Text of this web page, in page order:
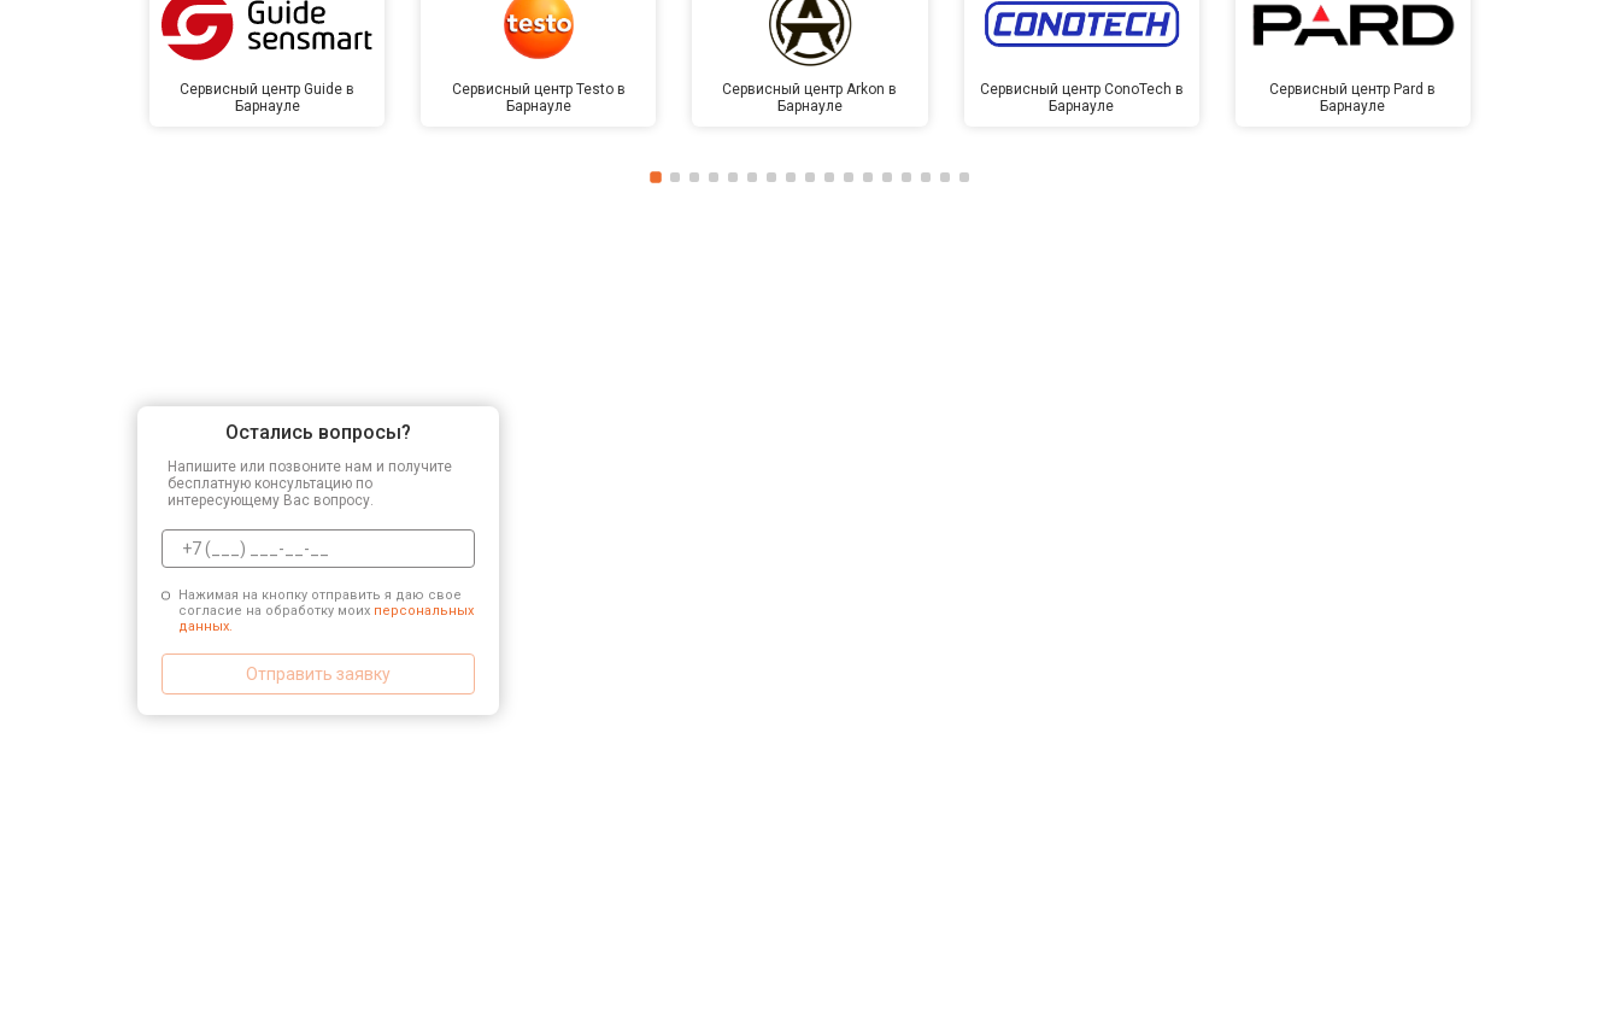
Сервисный центр Guide в
Барнауле
Сервисный центр Testo в
Барнауле
Сервисный центр Arkon в
Барнауле
Сервисный центр ConoTech в
Барнауле
Сервисный центр Pard в
Барнауле
Остались вопросы?
Напишите или позвоните нам и получите
бесплатную консультацию по
интересующему Вас вопросу.
Нажимая на кнопку отправить я даю свое
согласие на обработку моих персональных
данных.
Отправить заявку